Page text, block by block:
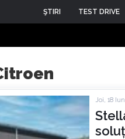
ŞTIRI TEST DRIVE
Joi, 18